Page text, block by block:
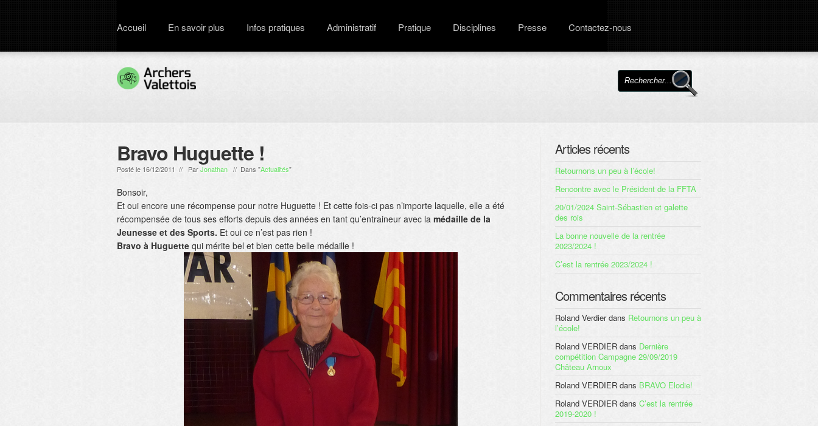
Accueil En savoir plus Infos pratiques Administratif Pratique Disciplines Presse Contactez-nous
Bravo Huguette !
Posté le 16/12/2011 // ParJonathan // Dans "Actualités"
Bonsoir,
Et oui encore une récompense pour notre Huguette ! Et cette fois-ci pas n’importe laquelle, elle a été
récompensée de tous ses efforts depuis des années en tant qu’entraineur avec la médaille de la
Jeunesse et des Sports. Et oui ce n’est pas rien !
Bravo à Huguette qui mérite bel et bien cette belle médaille !
Articles récents
Retournons un peu à l’école!
Rencontre avec le Président de la FFTA
20/01/2024 Saint-Sébastien et galette
des rois
La bonne nouvelle de la rentrée
2023/2024 !
C’est la rentrée 2023/2024 !
Commentaires récents
Roland Verdierdans Retournons un peu à
l’école!
Roland VERDIER dans Dernière
compétition Campagne 29/09/2019
Château Arnoux
Roland VERDIER dans BRAVO Elodie!
Roland VERDIER dans C’est la rentrée
2019-2020 !